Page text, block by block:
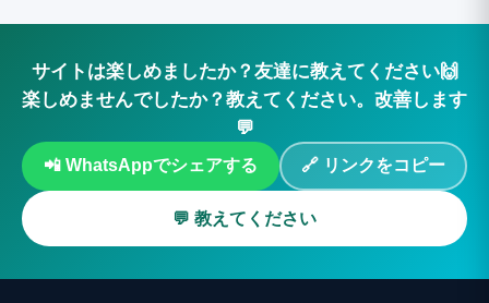
サイトは楽しめましたか？友達に教えてください🙌
楽しめませんでしたか？教えてください。改善します
💬
📲 WhatsAppでシェアする 🔗 リンクをコピー
💬 教えてください